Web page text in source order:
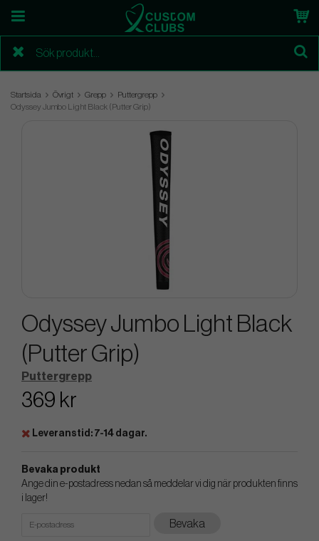
Startsida Övrigt Grepp
Puttergrepp
Odyssey Jumbo Light Black (Putter Grip)
Odyssey Jumbo Light Black
(Putter Grip)
Puttergrepp
369 kr
Leveranstid: 7-14 dagar.
Bevaka produkt
Ange din e-postadress nedan så meddelar vi dig när produkten finns
i lager!
Bevaka